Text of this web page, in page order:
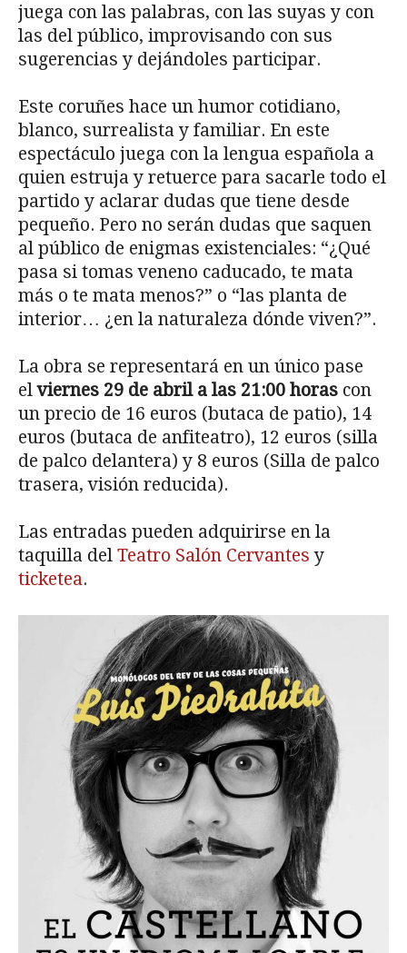
juega con las palabras, con las suyas y con
las del público, improvisando con sus
sugerencias y dejándoles participar.
Este coruñes hace un humor cotidiano,
blanco, surrealista y familiar. En este
espectáculo juega con la lengua española a
quien estruja y retuerce para sacarle todo el
partido y aclarar dudas que tiene desde
pequeño. Pero no serán dudas que saquen
al público de enigmas existenciales: “¿Qué
pasa si tomas veneno caducado, te mata
más o te mata menos?” o “las planta de
interior… ¿en la naturaleza dónde viven?”.
La obra se representará en un único pase
elviernes 29 de abril a las 21:00 horas con
un precio de 16 euros (butaca de patio), 14
euros (butaca de anfiteatro), 12 euros (silla
de palco delantera) y 8 euros (Silla de palco
trasera, visión reducida).
Las entradas pueden adquirirse en la
taquilla del Teatro Salón Cervantes y
ticketea.